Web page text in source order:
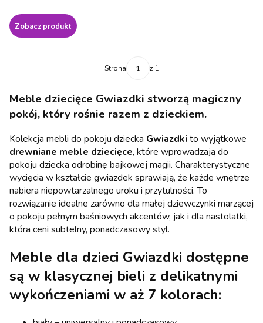
Zobacz produkt
Strona z 1
Meble dziecięce Gwiazdki stworzą magiczny
pokój, który rośnie razem z dzieckiem.
Kolekcja mebli do pokoju dziecka Gwiazdki to wyjątkowe
drewniane meble dziecięce, które wprowadzają do
pokoju dziecka odrobinę bajkowej magii. Charakterystyczne
wycięcia w kształcie gwiazdek sprawiają, że każde wnętrze
nabiera niepowtarzalnego uroku i przytulności. To
rozwiązanie idealne zarówno dla małej dziewczynki marzącej
o pokoju pełnym baśniowych akcentów, jak i dla nastolatki,
która ceni subtelny, ponadczasowy styl.
Meble dla dzieci Gwiazdki dostępne
są w klasycznej bieli z delikatnymi
wykończeniami w aż 7 kolorach: